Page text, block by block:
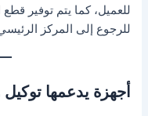
للعميل، كما يتم توفير قطع
للرجوع إلى المركز
أجهزة يدعمها توكيل